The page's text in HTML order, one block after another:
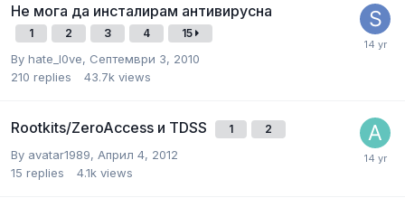
Не мога да инсталирам антивирусна
1 2 3 4 15
By hate_l0ve, Септември 3, 2010
210 replies 43.7k views
Rootkits/ZeroAccess и TDSS 1 2
By avatar1989, Април 4, 2012
15 replies 4.1k views